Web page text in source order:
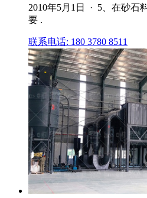
2010年5月1日 · 5、在砂石
要 .
联系电话: 180 3780 8511